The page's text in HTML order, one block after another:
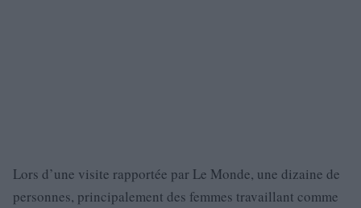
Lors d’une visite rapportée par Le Monde, une dizaine de
personnes, principalement des femmes travaillant comme